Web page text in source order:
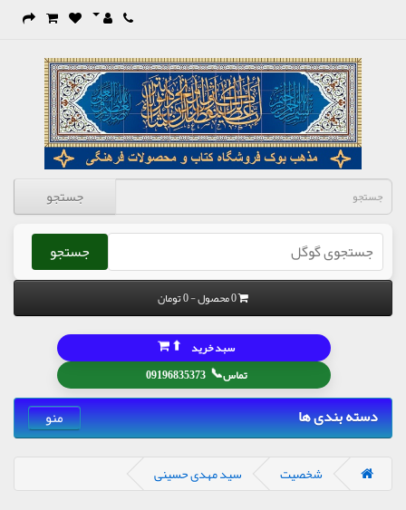
جستجو
جستجو
0 محصول - 0 تومان
تماس📞
09196835373
سبد خرید ⬆
دسته بندی ها منو
شخصیت سید مهدی حسینی